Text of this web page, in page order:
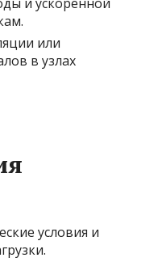
или
в узлах
условия и